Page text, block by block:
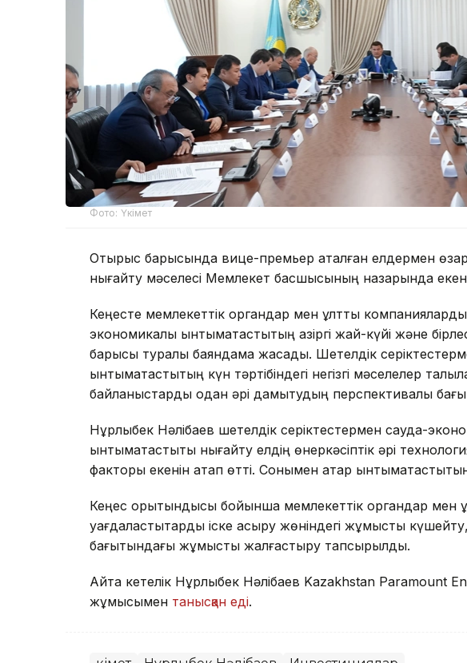
Фото: Үкімет
Отырыс барысында вице-премьер аталған елдермен
нығайту мәселесі Мемлекет басшысының назарында
Кеңесте мемлекеттік органдар мен ұлттық
экономикалық ынтымақтастықтың қазіргі жай-күйі және
барысы туралы баяндама жасады. Шетелдік
ынтымақтастықтың күн тәртібіндегі негізгі мәселелер
байланыстарды одан әрі дамытудың перспективалы
Нұрлыбек Нәлібаев шетелдік серіктестермен сауда-
ынтымақтастықты нығайту елдің өнеркәсіптік әрі
факторы екенін атап өтті. Сонымен қатар
Кеңес қорытындысы бойынша мемлекеттік органдар мен
уағдаластықтарды іске асыру жөніндегі жұмысты
бағытындағы жұмысты жалғастыру тапсырылды.
Айта кетелік Нұрлыбек Нәлібаев Kazakhstan Paramount
жұмысымен танысқан еді.